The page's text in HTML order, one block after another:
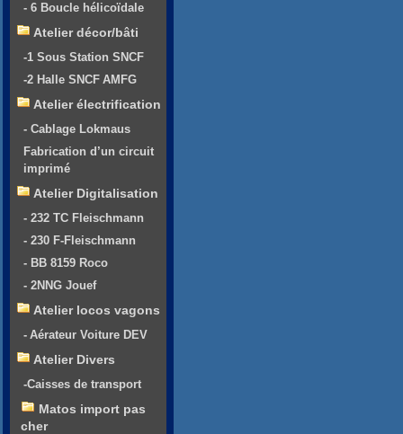
- 6 Boucle hélicoïdale
Atelier décor/bâti
-1 Sous Station SNCF
-2 Halle SNCF AMFG
Atelier électrification
- Cablage Lokmaus
Fabrication d’un circuit
imprimé
Atelier Digitalisation
- 232 TC Fleischmann
- 230 F-Fleischmann
- BB 8159 Roco
- 2NNG Jouef
Atelier locos vagons
- Aérateur Voiture DEV
Atelier Divers
-Caisses de transport
Matos import pas
cher